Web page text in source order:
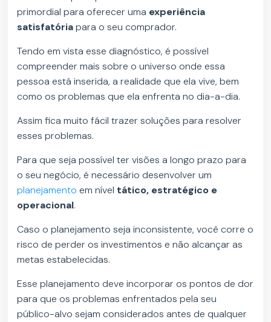
primordial para oferecer uma experiência
satisfatóriapara o seu comprador.
Tendo em vista esse diagnóstico, é possível
compreender mais sobre o universo onde essa
pessoa está inserida, a realidade que ela vive, bem
como os problemas que ela enfrenta no dia-a-dia.
Assim fica muito fácil trazer soluções para resolver
esses problemas.
Para que seja possível ter visões a longo prazo para
o seu negócio, é necessário desenvolver um
planejamento em nível tático, estratégico e
operacional.
Caso o planejamento seja inconsistente, você corre o
risco de perder os investimentos e não alcançar as
metas estabelecidas.
Esse planejamento deve incorporar os pontos de dor
para que os problemas enfrentados pela seu
público-alvo sejam considerados antes de qualquer